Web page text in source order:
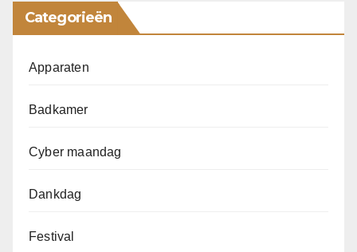
Categorieën
Apparaten
Badkamer
Cyber maandag
Dankdag
Festival